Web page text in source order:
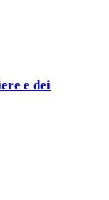
e dei